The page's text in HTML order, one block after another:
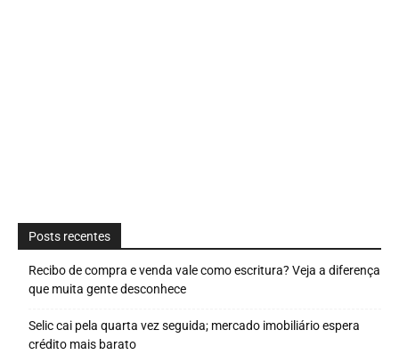
Posts recentes
Recibo de compra e venda vale como escritura? Veja a diferença
que muita gente desconhece
Selic cai pela quarta vez seguida; mercado imobiliário espera
crédito mais barato